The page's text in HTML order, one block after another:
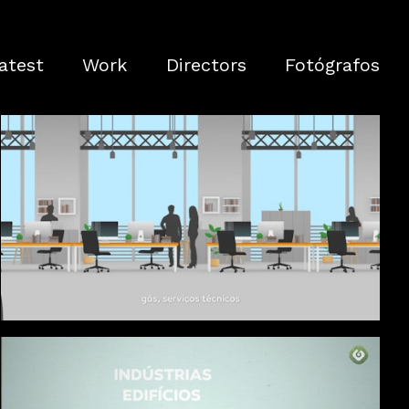
Work Directors Fotógrafos
Gestão online dos contratos de eletricidade e gás
Galp, para empresas